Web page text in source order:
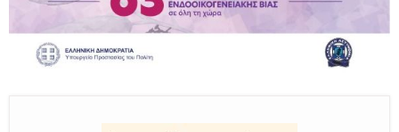
Παραμένουμε Προσεκτικοί
Καλούμε Άμεσα την Πυροσβεστική στο 199 ή στο 112